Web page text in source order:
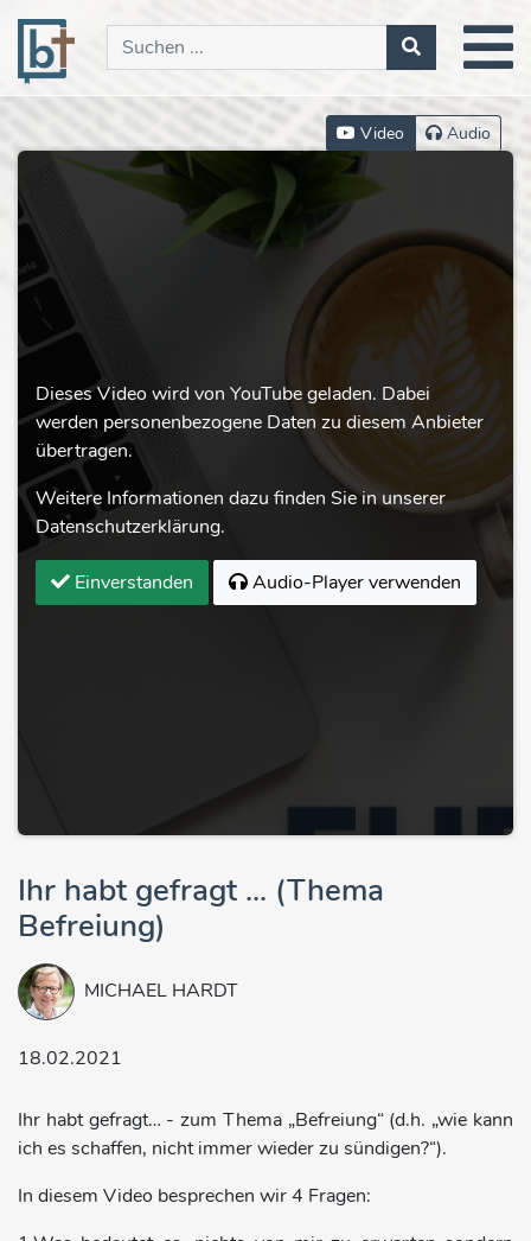
Video Audio
Dieses Video wird von YouTube geladen. Dabei
werden personenbezogene Daten zu diesem Anbieter
übertragen.
Weitere Informationen dazu finden Sie in unserer
Datenschutzerklärung.
Einverstanden Audio-Player verwenden
Ihr habt gefragt ... (Thema
Befreiung)
MICHAEL HARDT
18.02.2021
Ihr habt gefragt… - zum Thema „Befreiung“ (d.h. „wie kann
ich es schaffen, nicht immer wieder zu sündigen?“).
In diesem Video besprechen wir 4 Fragen: